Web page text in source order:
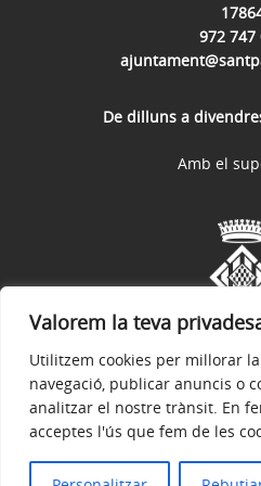
Valorem la teva
Utilitzem cookies per millorar
navegació, publicar anuncis o
analitzar el nostre trànsit. En
acceptes l'ús que fem de les
972 747
De dilluns a
Avís legal Política de
Amb el